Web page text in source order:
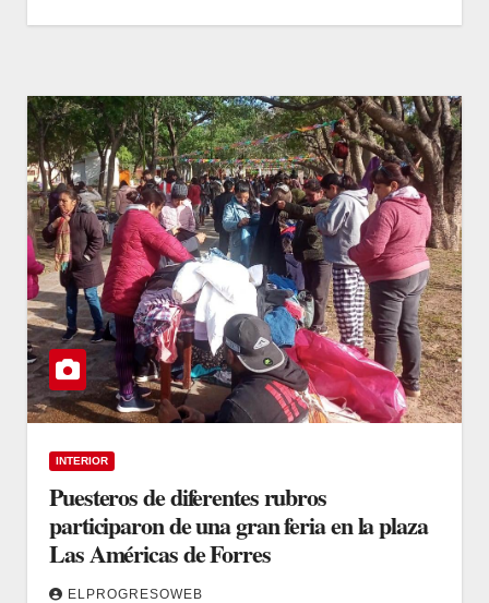
INTERIOR
Puesteros de diferentes rubros
participaron de una gran feria en la plaza
Las Américas de Forres
ELPROGRESOWEB